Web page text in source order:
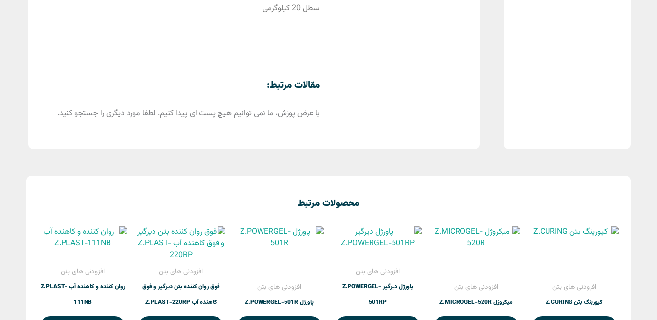
سطل 20 کیلوگرمی‌
مقالات مرتبط:
با عرض پوزش، ما نمی توانیم هیچ پست ای پیدا کنیم. لطفا مورد دیگری را جستجو کنید.
محصولات مرتبط
افزودنی های بتن
کیورینگ بتن Z.CURING
افزودنی های بتن
میکروژل Z.MICROGEL-520R
افزودنی های بتن
پاورژل دیرگیر Z.POWERGEL-
501RP
افزودنی های بتن
پاورژل Z.POWERGEL-501R
افزودنی های بتن
فوق روان کننده بتن دیرگیر و فوق
کاهنده آب Z.PLAST-220RP
افزودنی های بتن
روان کننده و کاهنده آب Z.PLAST-
111NB